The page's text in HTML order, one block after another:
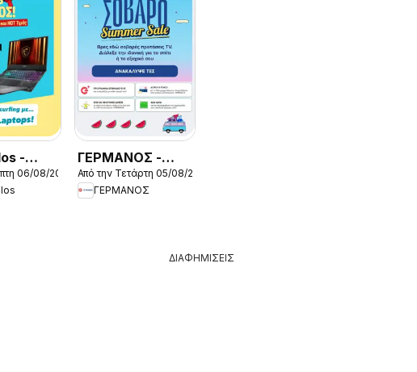
-
06/08/2026
ΓΕΡΜΑΝΟΣ -
Προσφορές
Από την Τετάρτη 05/08/2026
ΓΕΡΜΑΝΟΣ
ΔΙΑΦΗΜΙΣΕΙΣ